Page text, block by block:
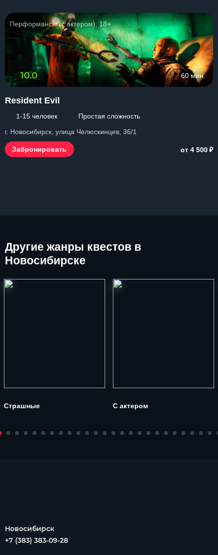
Перформансы (с актером), 18+
10.0 60 мин.
Resident Evil
1-15 человек
Простая сложность
г. Новосибирск, улица Челюскинцев, 36/1
Забронировать от 4 500₽
Другие жанры квестов в
Новосибирске
Страшные С актером
Новосибирск
+7 (383) 383-09-28